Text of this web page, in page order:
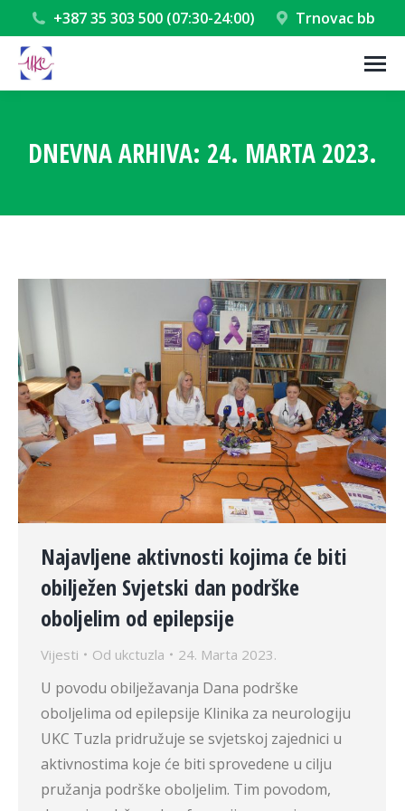
+387 35 303 500 (07:30-24:00) Trnovac bb
DNEVNA ARHIVA: 24. MARTA 2023.
Najavljene aktivnosti kojima će biti
obilježen Svjetski dan podrške
oboljelim od epilepsije
Vijesti Od ukctuzla 24. Marta 2023.
U povodu obilježavanja Dana podrške
oboljelima od epilepsije Klinika za neurologiju
UKC Tuzla pridružuje se svjetskoj zajednici u
aktivnostima koje će biti sprovedene u cilju
pružanja podrške oboljelim. Tim povodom,